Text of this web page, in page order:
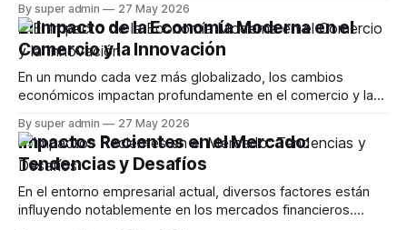
innovaciones más recientes en la industria de la aviación,
incluyendo avances en Wi-Fi, sostenibilidad y las
implicaciones de la IA en el futuro de los
By super admin 27 May 2026
El Impacto de la Economía Moderna en el
Comercio y la Innovación
En un mundo cada vez más globalizado, los cambios
económicos impactan profundamente en el comercio y la
actuales en la economía están afectando la forma en que
las empresas operan, desde la tecnología hasta la
sostenibilidad. La Influencia de la Tecnología en el
By super admin 27 May 2026
Impactos Recientes en el Mercado:
Tendencias y Desafíos
En el entorno empresarial actual, diversos factores están
influyendo notablemente en los mercados financieros.